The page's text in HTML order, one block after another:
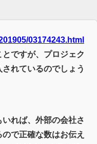
03174243.html
ですが、プロジェク
れているのでしょう
れば、外部の会社さ
で正確な数はお伝え